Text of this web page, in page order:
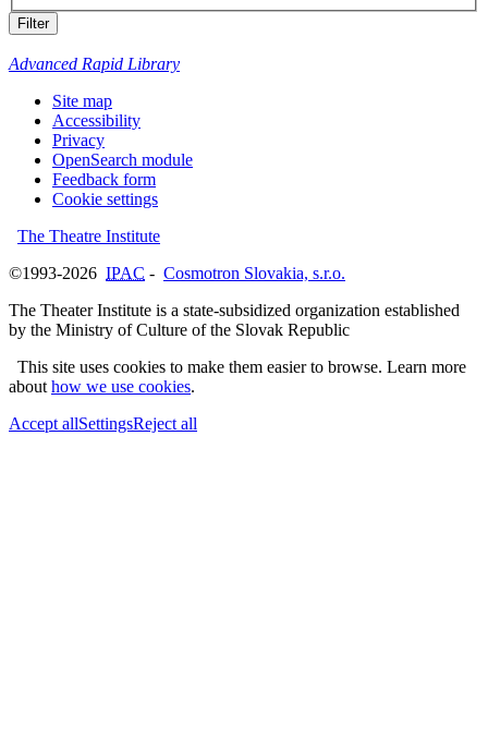
Filter
Advanced Rapid Library
Site map
Accessibility
Privacy
OpenSearch module
Feedback form
Cookie settings
The Theatre Institute
©1993-2026 IPAC - Cosmotron Slovakia, s.r.o.
The Theater Institute is a state-subsidized organization established
by the Ministry of Culture of the Slovak Republic
This site uses cookies to make them easier to browse. Learn more
about how we use cookies.
Accept allSettingsReject all